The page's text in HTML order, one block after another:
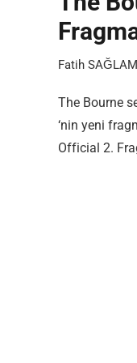
Fatih SAĞLAM
The Bourne
‘nin yeni
Official 2.